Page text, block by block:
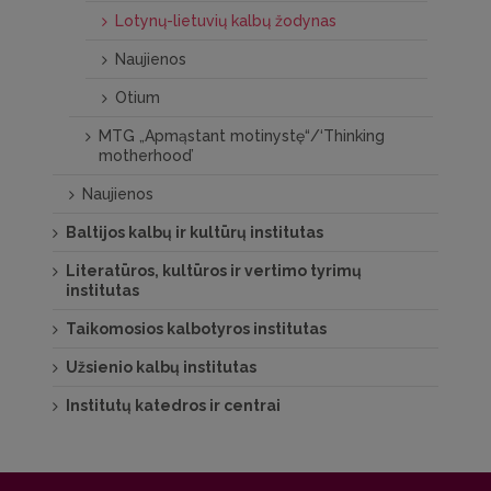
In thePropertieswindow, press the
picture above. Without this step the
dictionary might not work in your
Lotynų-lietuvių kalbų žodynas
Naujienos
Otium
MTG „Apmąstant motinystę“/‘Thinking
motherhood’
Naujienos
Baltijos kalbų ir kultūrų institutas
Literatūros, kultūros ir vertimo tyrimų
institutas
Taikomosios kalbotyros institutas
Užsienio kalbų institutas
Institutų katedros ir centrai